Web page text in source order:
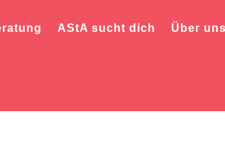
AStA sucht dich Über uns